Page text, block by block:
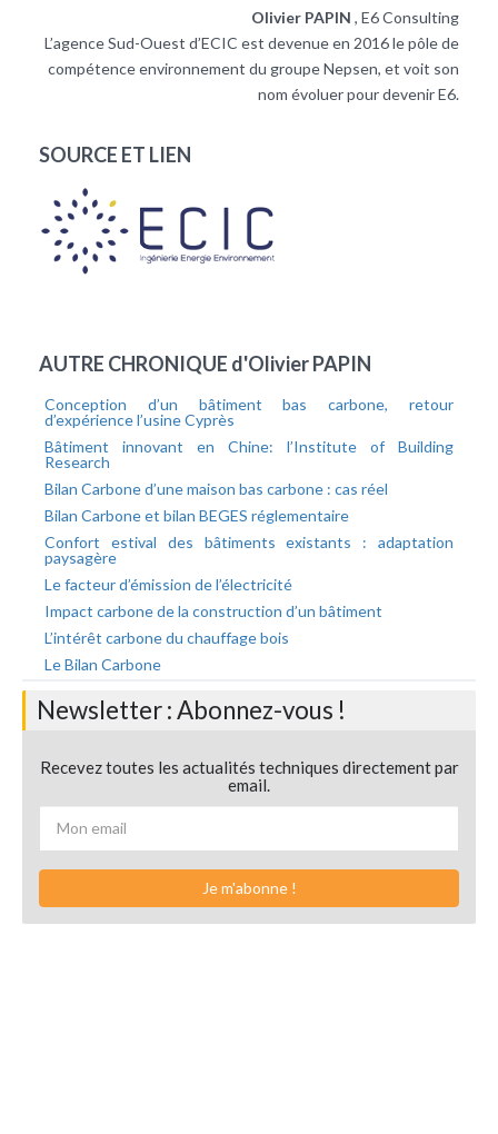
Olivier PAPIN , E6 Consulting
L’agence Sud-Ouest d’ECIC est devenue en 2016 le pôle de
compétence environnement du groupe Nepsen, et voit son
nom évoluer pour devenir E6.
SOURCE ET LIEN
AUTRE CHRONIQUE d'Olivier PAPIN
Conception d’un bâtiment bas carbone, retour
d’expérience l’usine Cyprès
Bâtiment innovant en Chine: l’Institute of Building
Research
Bilan Carbone d’une maison bas carbone : cas réel
Bilan Carbone et bilan BEGES réglementaire
Confort estival des bâtiments existants : adaptation
paysagère
Le facteur d’émission de l’électricité
Impact carbone de la construction d’un bâtiment
L’intérêt carbone du chauffage bois
Le Bilan Carbone
Newsletter : Abonnez-vous !
Recevez toutes les actualités techniques directement par
email.
Je m'abonne !